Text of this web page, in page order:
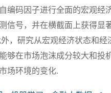
编码因子进行全面的宏观经
信号，并在横截面上获得显
，研究从宏观经济状态和
够在市场泡沫成分较大和投
场环境的变化.